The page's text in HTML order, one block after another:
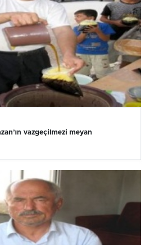
vazgeçilmezi meyan